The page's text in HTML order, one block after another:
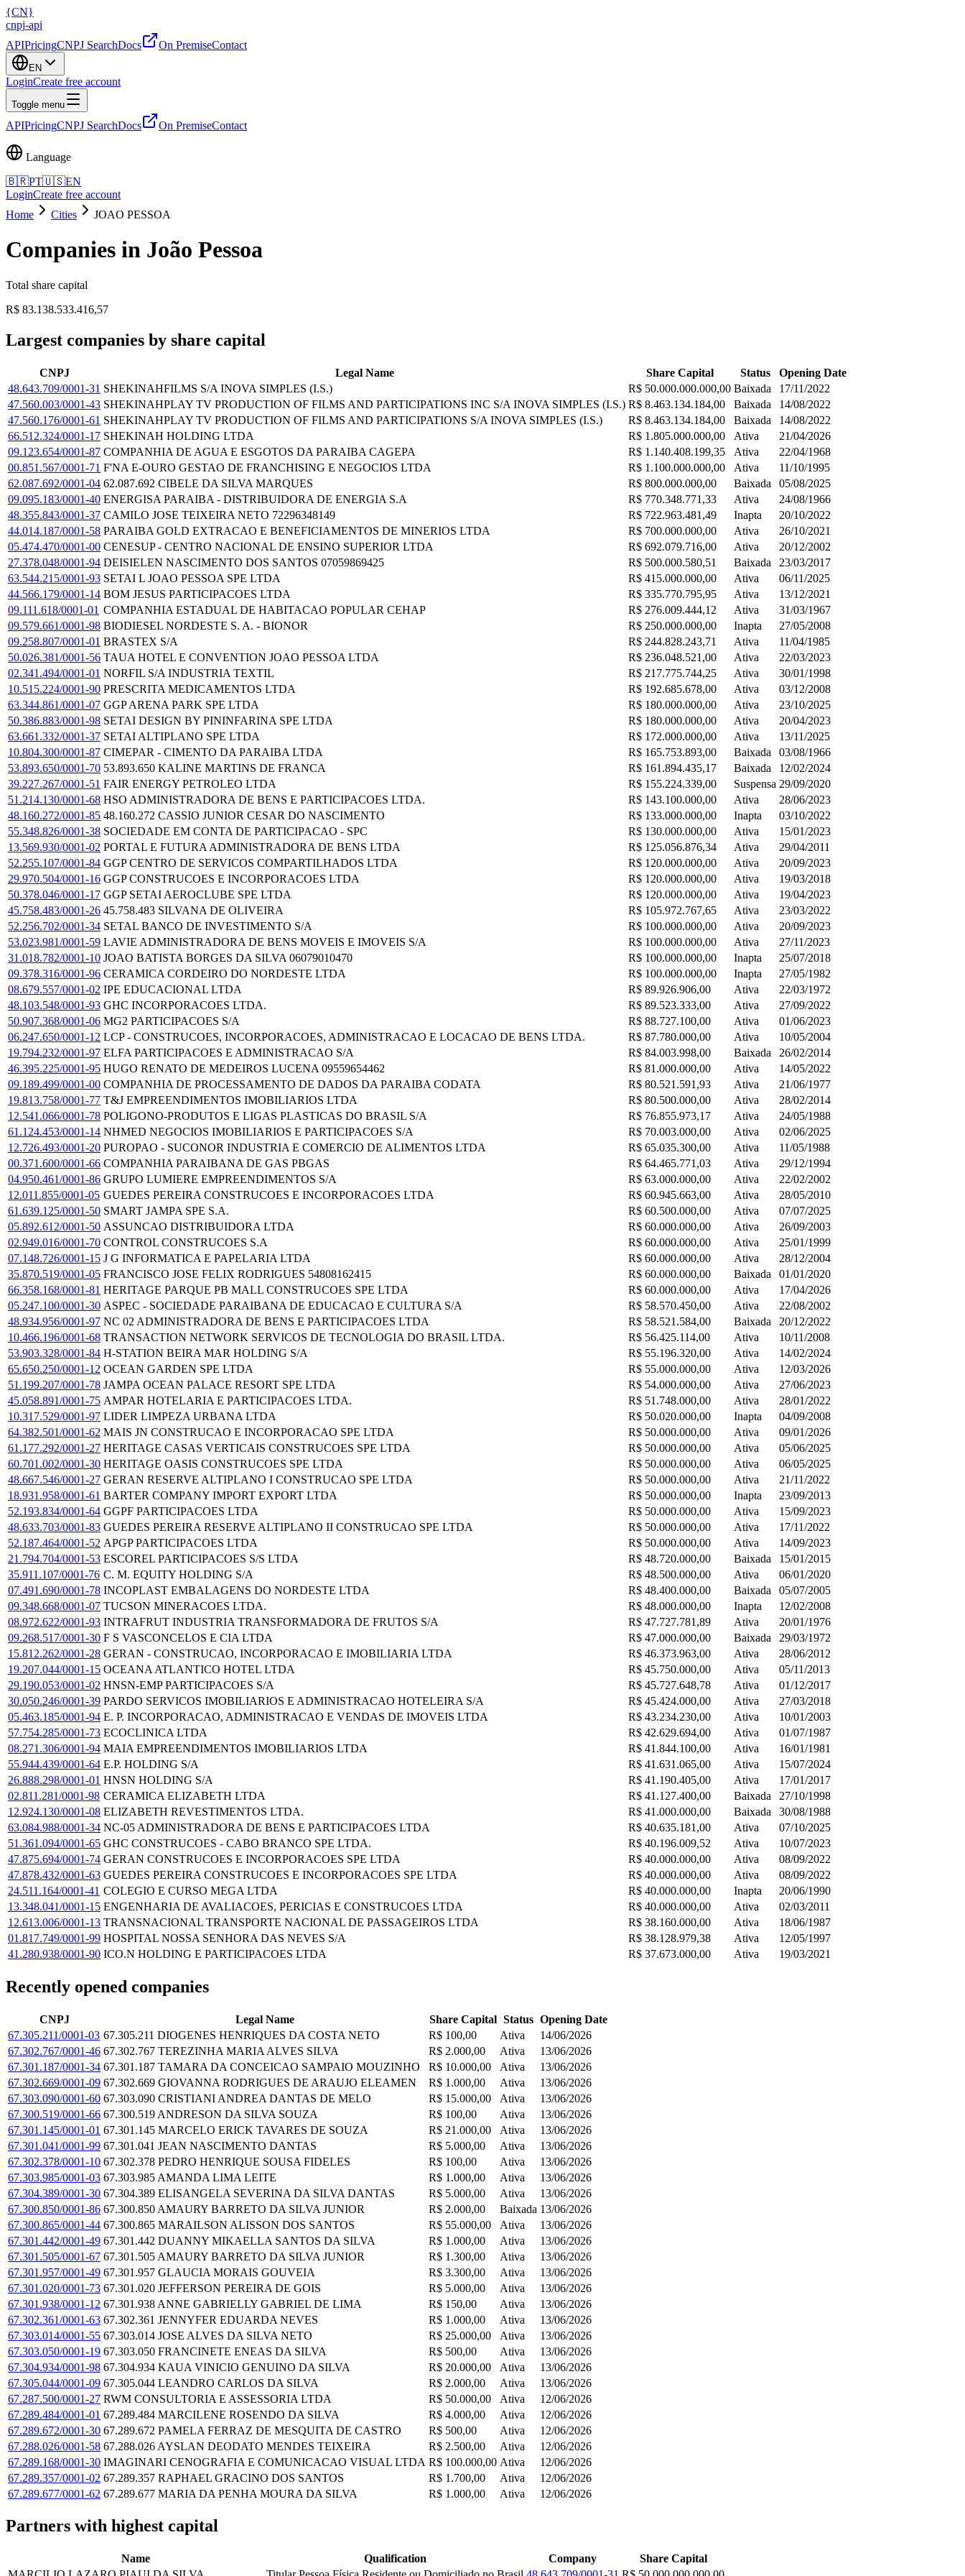
{CN}
cnpj-api
APIPricingCNPJ SearchDocs On PremiseContact
EN
LoginCreate free account
Toggle menu
APIPricingCNPJ SearchDocs On PremiseContact
Language
🇧🇷PT🇺🇸EN
LoginCreate free account
Home
Cities JOAO PESSOA
Companies in João Pessoa
Total share capital
R$ 83.138.533.416,57
Largest companies by share capital
CNPJ Legal Name Share Capital Status
Opening Date
48.643.709/0001-31 SHEKINAHFILMS S/A INOVA SIMPLES (I.S.) R$ 50.000.000.000,00 Baixada
17/11/2022
47.560.003/0001-43 SHEKINAHPLAY TV PRODUCTION OF FILMS AND PARTICIPATIONS INC S/A INOVA SIMPLES (I.S.) R$ 8.463.134.184,00 Baixada
14/08/2022
47.560.176/0001-61 SHEKINAHPLAY TV PRODUCTION OF FILMS AND PARTICIPATIONS S/A INOVA SIMPLES (I.S.) R$ 8.463.134.184,00 Baixada
14/08/2022
66.512.324/0001-17 SHEKINAH HOLDING LTDA R$ 1.805.000.000,00 Ativa
21/04/2026
09.123.654/0001-87 COMPANHIA DE AGUA E ESGOTOS DA PARAIBA CAGEPA R$ 1.140.408.199,35 Ativa
22/04/1968
00.851.567/0001-71 F'NA E-OURO GESTAO DE FRANCHISING E NEGOCIOS LTDA R$ 1.100.000.000,00 Ativa
11/10/1995
62.087.692/0001-04 62.087.692 CIBELE DA SILVA MARQUES R$ 800.000.000,00 Baixada
05/08/2025
09.095.183/0001-40 ENERGISA PARAIBA - DISTRIBUIDORA DE ENERGIA S.A R$ 770.348.771,33 Ativa
24/08/1966
48.355.843/0001-37 CAMILO JOSE TEIXEIRA NETO 72296348149 R$ 722.963.481,49 Inapta
20/10/2022
44.014.187/0001-58 PARAIBA GOLD EXTRACAO E BENEFICIAMENTOS DE MINERIOS LTDA R$ 700.000.000,00 Ativa
26/10/2021
05.474.470/0001-00 CENESUP - CENTRO NACIONAL DE ENSINO SUPERIOR LTDA R$ 692.079.716,00 Ativa
20/12/2002
27.378.048/0001-94 DEISIELEN NASCIMENTO DOS SANTOS 07059869425 R$ 500.000.580,51 Baixada
23/03/2017
63.544.215/0001-93 SETAI L JOAO PESSOA SPE LTDA R$ 415.000.000,00 Ativa
06/11/2025
44.566.179/0001-14 BOM JESUS PARTICIPACOES LTDA R$ 335.770.795,95 Ativa
13/12/2021
09.111.618/0001-01 COMPANHIA ESTADUAL DE HABITACAO POPULAR CEHAP R$ 276.009.444,12 Ativa
31/03/1967
09.579.661/0001-98 BIODIESEL NORDESTE S. A. - BIONOR R$ 250.000.000,00 Inapta
27/05/2008
09.258.807/0001-01 BRASTEX S/A R$ 244.828.243,71 Ativa
11/04/1985
50.026.381/0001-56 TAUA HOTEL E CONVENTION JOAO PESSOA LTDA R$ 236.048.521,00 Ativa
22/03/2023
02.341.494/0001-01 NORFIL S/A INDUSTRIA TEXTIL R$ 217.775.744,25 Ativa
30/01/1998
10.515.224/0001-90 PRESCRITA MEDICAMENTOS LTDA R$ 192.685.678,00 Ativa
03/12/2008
63.344.861/0001-07 GGP ARENA PARK SPE LTDA R$ 180.000.000,00 Ativa
23/10/2025
50.386.883/0001-98 SETAI DESIGN BY PININFARINA SPE LTDA R$ 180.000.000,00 Ativa
20/04/2023
63.661.332/0001-37 SETAI ALTIPLANO SPE LTDA R$ 172.000.000,00 Ativa
13/11/2025
10.804.300/0001-87 CIMEPAR - CIMENTO DA PARAIBA LTDA R$ 165.753.893,00 Baixada
03/08/1966
53.893.650/0001-70 53.893.650 KALINE MARTINS DE FRANCA R$ 161.894.435,17 Baixada
12/02/2024
39.227.267/0001-51 FAIR ENERGY PETROLEO LTDA R$ 155.224.339,00 Suspensa 29/09/2020
51.214.130/0001-68 HSO ADMINISTRADORA DE BENS E PARTICIPACOES LTDA. R$ 143.100.000,00 Ativa
28/06/2023
48.160.272/0001-85 48.160.272 CASSIO JUNIOR CESAR DO NASCIMENTO R$ 133.000.000,00 Inapta
03/10/2022
55.348.826/0001-38 SOCIEDADE EM CONTA DE PARTICIPACAO - SPC R$ 130.000.000,00 Ativa
15/01/2023
13.569.930/0001-02 PORTAL E FUTURA ADMINISTRADORA DE BENS LTDA R$ 125.056.876,34 Ativa
29/04/2011
52.255.107/0001-84 GGP CENTRO DE SERVICOS COMPARTILHADOS LTDA R$ 120.000.000,00 Ativa
20/09/2023
29.970.504/0001-16 GGP CONSTRUCOES E INCORPORACOES LTDA R$ 120.000.000,00 Ativa
19/03/2018
50.378.046/0001-17 GGP SETAI AEROCLUBE SPE LTDA R$ 120.000.000,00 Ativa
19/04/2023
45.758.483/0001-26 45.758.483 SILVANA DE OLIVEIRA R$ 105.972.767,65 Ativa
23/03/2022
52.256.702/0001-34 SETAL BANCO DE INVESTIMENTO S/A R$ 100.000.000,00 Ativa
20/09/2023
53.023.981/0001-59 LAVIE ADMINISTRADORA DE BENS MOVEIS E IMOVEIS S/A R$ 100.000.000,00 Ativa
27/11/2023
31.018.782/0001-10 JOAO BATISTA BORGES DA SILVA 06079010470 R$ 100.000.000,00 Inapta
25/07/2018
09.378.316/0001-96 CERAMICA CORDEIRO DO NORDESTE LTDA R$ 100.000.000,00 Inapta
27/05/1982
08.679.557/0001-02 IPE EDUCACIONAL LTDA R$ 89.926.906,00 Ativa
22/03/1972
48.103.548/0001-93 GHC INCORPORACOES LTDA. R$ 89.523.333,00 Ativa
27/09/2022
50.907.368/0001-06 MG2 PARTICIPACOES S/A R$ 88.727.100,00 Ativa
01/06/2023
06.247.650/0001-12 LCP - CONSTRUCOES, INCORPORACOES, ADMINISTRACAO E LOCACAO DE BENS LTDA. R$ 87.780.000,00 Ativa
10/05/2004
19.794.232/0001-97 ELFA PARTICIPACOES E ADMINISTRACAO S/A R$ 84.003.998,00 Baixada
26/02/2014
46.395.225/0001-95 HUGO RENATO DE MEDEIROS LUCENA 09559654462 R$ 81.000.000,00 Ativa
14/05/2022
09.189.499/0001-00 COMPANHIA DE PROCESSAMENTO DE DADOS DA PARAIBA CODATA R$ 80.521.591,93 Ativa
21/06/1977
19.813.758/0001-77 T&J EMPREENDIMENTOS IMOBILIARIOS LTDA R$ 80.500.000,00 Ativa
28/02/2014
12.541.066/0001-78 POLIGONO-PRODUTOS E LIGAS PLASTICAS DO BRASIL S/A R$ 76.855.973,17 Ativa
24/05/1988
61.124.453/0001-14 NHMED NEGOCIOS IMOBILIARIOS E PARTICIPACOES S/A R$ 70.003.000,00 Ativa
02/06/2025
12.726.493/0001-20 PUROPAO - SUCONOR INDUSTRIA E COMERCIO DE ALIMENTOS LTDA R$ 65.035.300,00 Ativa
11/05/1988
00.371.600/0001-66 COMPANHIA PARAIBANA DE GAS PBGAS R$ 64.465.771,03 Ativa
29/12/1994
04.950.461/0001-86 GRUPO LUMIERE EMPREENDIMENTOS S/A R$ 63.000.000,00 Ativa
22/02/2002
12.011.855/0001-05 GUEDES PEREIRA CONSTRUCOES E INCORPORACOES LTDA R$ 60.945.663,00 Ativa
28/05/2010
61.639.125/0001-50 SMART JAMPA SPE S.A. R$ 60.500.000,00 Ativa
07/07/2025
05.892.612/0001-50 ASSUNCAO DISTRIBUIDORA LTDA R$ 60.000.000,00 Ativa
26/09/2003
02.949.016/0001-70 CONTROL CONSTRUCOES S.A R$ 60.000.000,00 Ativa
25/01/1999
07.148.726/0001-15 J G INFORMATICA E PAPELARIA LTDA R$ 60.000.000,00 Ativa
28/12/2004
35.870.519/0001-05 FRANCISCO JOSE FELIX RODRIGUES 54808162415 R$ 60.000.000,00 Baixada
01/01/2020
66.358.168/0001-81 HERITAGE PARQUE PB MALL CONSTRUCOES SPE LTDA R$ 60.000.000,00 Ativa
17/04/2026
05.247.100/0001-30 ASPEC - SOCIEDADE PARAIBANA DE EDUCACAO E CULTURA S/A R$ 58.570.450,00 Ativa
22/08/2002
48.934.956/0001-97 NC 02 ADMINISTRADORA DE BENS E PARTICIPACOES LTDA R$ 58.521.584,00 Baixada
20/12/2022
10.466.196/0001-68 TRANSACTION NETWORK SERVICOS DE TECNOLOGIA DO BRASIL LTDA. R$ 56.425.114,00 Ativa
10/11/2008
53.903.328/0001-84 H-STATION BEIRA MAR HOLDING S/A R$ 55.196.320,00 Ativa
14/02/2024
65.650.250/0001-12 OCEAN GARDEN SPE LTDA R$ 55.000.000,00 Ativa
12/03/2026
51.199.207/0001-78 JAMPA OCEAN PALACE RESORT SPE LTDA R$ 54.000.000,00 Ativa
27/06/2023
45.058.891/0001-75 AMPAR HOTELARIA E PARTICIPACOES LTDA. R$ 51.748.000,00 Ativa
28/01/2022
10.317.529/0001-97 LIDER LIMPEZA URBANA LTDA R$ 50.020.000,00 Inapta
04/09/2008
64.382.501/0001-62 MAIS JN CONSTRUCAO E INCORPORACAO SPE LTDA R$ 50.000.000,00 Ativa
09/01/2026
61.177.292/0001-27 HERITAGE CASAS VERTICAIS CONSTRUCOES SPE LTDA R$ 50.000.000,00 Ativa
05/06/2025
60.701.002/0001-30 HERITAGE OASIS CONSTRUCOES SPE LTDA R$ 50.000.000,00 Ativa
06/05/2025
48.667.546/0001-27 GERAN RESERVE ALTIPLANO I CONSTRUCAO SPE LTDA R$ 50.000.000,00 Ativa
21/11/2022
18.931.958/0001-61 BARTER COMPANY IMPORT EXPORT LTDA R$ 50.000.000,00 Inapta
23/09/2013
52.193.834/0001-64 GGPF PARTICIPACOES LTDA R$ 50.000.000,00 Ativa
15/09/2023
48.633.703/0001-83 GUEDES PEREIRA RESERVE ALTIPLANO II CONSTRUCAO SPE LTDA R$ 50.000.000,00 Ativa
17/11/2022
52.187.464/0001-52 APGP PARTICIPACOES LTDA R$ 50.000.000,00 Ativa
14/09/2023
21.794.704/0001-53 ESCOREL PARTICIPACOES S/S LTDA R$ 48.720.000,00 Baixada
15/01/2015
35.911.107/0001-76 C. M. EQUITY HOLDING S/A R$ 48.500.000,00 Ativa
06/01/2020
07.491.690/0001-78 INCOPLAST EMBALAGENS DO NORDESTE LTDA R$ 48.400.000,00 Baixada
05/07/2005
09.348.668/0001-07 TUCSON MINERACOES LTDA. R$ 48.000.000,00 Inapta
12/02/2008
08.972.622/0001-93 INTRAFRUT INDUSTRIA TRANSFORMADORA DE FRUTOS S/A R$ 47.727.781,89 Ativa
20/01/1976
09.268.517/0001-30 F S VASCONCELOS E CIA LTDA R$ 47.000.000,00 Baixada
29/03/1972
15.812.262/0001-28 GERAN - CONSTRUCAO, INCORPORACAO E IMOBILIARIA LTDA R$ 46.373.963,00 Ativa
28/06/2012
19.207.044/0001-15 OCEANA ATLANTICO HOTEL LTDA R$ 45.750.000,00 Ativa
05/11/2013
29.190.053/0001-02 HNSN-EMP PARTICIPACOES S/A R$ 45.727.648,78 Ativa
01/12/2017
30.050.246/0001-39 PARDO SERVICOS IMOBILIARIOS E ADMINISTRACAO HOTELEIRA S/A R$ 45.424.000,00 Ativa
27/03/2018
05.463.185/0001-94 E. P. INCORPORACAO, ADMINISTRACAO E VENDAS DE IMOVEIS LTDA R$ 43.234.230,00 Ativa
10/01/2003
57.754.285/0001-73 ECOCLINICA LTDA R$ 42.629.694,00 Ativa
01/07/1987
08.271.306/0001-94 MAIA EMPREENDIMENTOS IMOBILIARIOS LTDA R$ 41.844.100,00 Ativa
16/01/1981
55.944.439/0001-64 E.P. HOLDING S/A R$ 41.631.065,00 Ativa
15/07/2024
26.888.298/0001-01 HNSN HOLDING S/A R$ 41.190.405,00 Ativa
17/01/2017
02.811.281/0001-98 CERAMICA ELIZABETH LTDA R$ 41.127.400,00 Baixada
27/10/1998
12.924.130/0001-08 ELIZABETH REVESTIMENTOS LTDA. R$ 41.000.000,00 Baixada
30/08/1988
63.084.988/0001-34 NC-05 ADMINISTRADORA DE BENS E PARTICIPACOES LTDA R$ 40.635.181,00 Ativa
07/10/2025
51.361.094/0001-65 GHC CONSTRUCOES - CABO BRANCO SPE LTDA. R$ 40.196.009,52 Ativa
10/07/2023
47.875.694/0001-74 GERAN CONSTRUCOES E INCORPORACOES SPE LTDA R$ 40.000.000,00 Ativa
08/09/2022
47.878.432/0001-63 GUEDES PEREIRA CONSTRUCOES E INCORPORACOES SPE LTDA R$ 40.000.000,00 Ativa
08/09/2022
24.511.164/0001-41 COLEGIO E CURSO MEGA LTDA R$ 40.000.000,00 Inapta
20/06/1990
13.348.041/0001-15 ENGENHARIA DE AVALIACOES, PERICIAS E CONSTRUCOES LTDA R$ 40.000.000,00 Ativa
02/03/2011
12.613.006/0001-13 TRANSNACIONAL TRANSPORTE NACIONAL DE PASSAGEIROS LTDA R$ 38.160.000,00 Ativa
18/06/1987
01.817.749/0001-99 HOSPITAL NOSSA SENHORA DAS NEVES S/A R$ 38.128.979,38 Ativa
12/05/1997
41.280.938/0001-90 ICO.N HOLDING E PARTICIPACOES LTDA R$ 37.673.000,00 Ativa 19/03/2021
Recently opened companies
CNPJ Legal Name Share Capital Status Opening Date
67.305.211/0001-03 67.305.211 DIOGENES HENRIQUES DA COSTA NETO R$ 100,00 Ativa
14/06/2026
67.302.767/0001-46 67.302.767 TEREZINHA MARIA ALVES SILVA R$ 2.000,00 Ativa
13/06/2026
67.301.187/0001-34 67.301.187 TAMARA DA CONCEICAO SAMPAIO MOUZINHO R$ 10.000,00 Ativa
13/06/2026
67.302.669/0001-09 67.302.669 GIOVANNA RODRIGUES DE ARAUJO ELEAMEN R$ 1.000,00 Ativa
13/06/2026
67.303.090/0001-60 67.303.090 CRISTIANI ANDREA DANTAS DE MELO R$ 15.000,00 Ativa
13/06/2026
67.300.519/0001-66 67.300.519 ANDRESON DA SILVA SOUZA R$ 100,00 Ativa
13/06/2026
67.301.145/0001-01 67.301.145 MARCELO ERICK TAVARES DE SOUZA R$ 21.000,00 Ativa
13/06/2026
67.301.041/0001-99 67.301.041 JEAN NASCIMENTO DANTAS R$ 5.000,00 Ativa
13/06/2026
67.302.378/0001-10 67.302.378 PEDRO HENRIQUE SOUSA FIDELES R$ 100,00 Ativa
13/06/2026
67.303.985/0001-03 67.303.985 AMANDA LIMA LEITE R$ 1.000,00 Ativa
13/06/2026
67.304.389/0001-30 67.304.389 ELISANGELA SEVERINA DA SILVA DANTAS R$ 5.000,00 Ativa
13/06/2026
67.300.850/0001-86 67.300.850 AMAURY BARRETO DA SILVA JUNIOR R$ 2.000,00 Baixada 13/06/2026
67.300.865/0001-44 67.300.865 MARAILSON ALISSON DOS SANTOS R$ 55.000,00 Ativa
13/06/2026
67.301.442/0001-49 67.301.442 DUANNY MIKAELLA SANTOS DA SILVA R$ 1.000,00 Ativa
13/06/2026
67.301.505/0001-67 67.301.505 AMAURY BARRETO DA SILVA JUNIOR R$ 1.300,00 Ativa
13/06/2026
67.301.957/0001-49 67.301.957 GLAUCIA MORAIS GOUVEIA R$ 3.300,00 Ativa
13/06/2026
67.301.020/0001-73 67.301.020 JEFFERSON PEREIRA DE GOIS R$ 5.000,00 Ativa
13/06/2026
67.301.938/0001-12 67.301.938 ANNE GABRIELLY GABRIEL DE LIMA R$ 150,00 Ativa
13/06/2026
67.302.361/0001-63 67.302.361 JENNYFER EDUARDA NEVES R$ 1.000,00 Ativa
13/06/2026
67.303.014/0001-55 67.303.014 JOSE ALVES DA SILVA NETO R$ 25.000,00 Ativa
13/06/2026
67.303.050/0001-19 67.303.050 FRANCINETE ENEAS DA SILVA R$ 500,00 Ativa
13/06/2026
67.304.934/0001-98 67.304.934 KAUA VINICIO GENUINO DA SILVA R$ 20.000,00 Ativa
13/06/2026
67.305.044/0001-09 67.305.044 LEANDRO CARLOS DA SILVA R$ 2.000,00 Ativa
13/06/2026
67.287.500/0001-27 RWM CONSULTORIA E ASSESSORIA LTDA R$ 50.000,00 Ativa
12/06/2026
67.289.484/0001-01 67.289.484 MARCILENE ROSENDO DA SILVA R$ 4.000,00 Ativa
12/06/2026
67.289.672/0001-30 67.289.672 PAMELA FERRAZ DE MESQUITA DE CASTRO R$ 500,00 Ativa
12/06/2026
67.288.026/0001-58 67.288.026 AYSLAN DEODATO MENDES TEIXEIRA R$ 2.500,00 Ativa
12/06/2026
67.289.168/0001-30 IMAGINARI CENOGRAFIA E COMUNICACAO VISUAL LTDA R$ 100.000,00 Ativa
12/06/2026
67.289.357/0001-02 67.289.357 RAPHAEL GRACINO DOS SANTOS R$ 1.700,00 Ativa
12/06/2026
67.289.677/0001-62 67.289.677 MARIA DA PENHA MOURA DA SILVA R$ 1.000,00 Ativa 12/06/2026
Partners with highest capital
Name Qualification Company
Share Capital